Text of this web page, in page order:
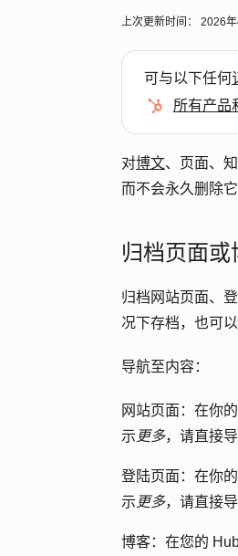
上次更新时间： 2026
可与以下任何
所有产品
对博文、页面、
而不会永久删除
归档页面或
归档网站页面、
况下存档，也可
导航至内容：
网站页面 ：在你
示 更多，请直接
登陆页面 ：在你
示 更多，请直接
博客：在您的